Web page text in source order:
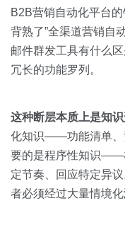
B2B营销自动化平台
背熟了”全渠道营销自
邮件群发工具有什么
冗长的功能罗列。
这种断层本质上是知识
化知识——功能清单、
要的是程序性知识——
定节奏、回应特定异
者必须经过大量情境化